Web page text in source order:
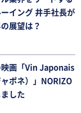
イング 井手社長が
展望は？
映画「Vin Japonais
ャポネ）」NORIZO
した